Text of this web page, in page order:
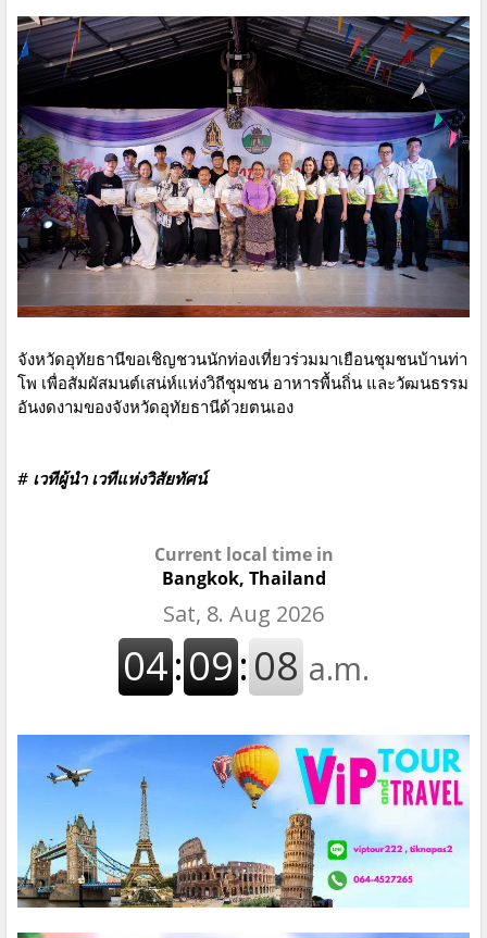
จังหวัดอุทัยธานีขอเชิญชวนนักท่องเที่ยวร่วมมาเยือนชุมชนบ้านท่า
โพ เพื่อสัมผัสมนต์เสน่ห์แห่งวิถีชุมชน อาหารพื้นถิ่น และวัฒนธรรม
อันงดงามของจังหวัดอุทัยธานีด้วยตนเอง
# เวทีผู้นำ เวทีแห่งวิสัยทัศน์
Current local time in
Bangkok, Thailand